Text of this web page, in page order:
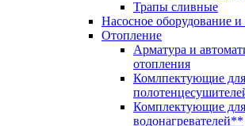
Трапы сливные
Насосное оборудование
Отопление
Арматура и
отопления
Комлпектующие для
Комплектующие для
водонагревателей**